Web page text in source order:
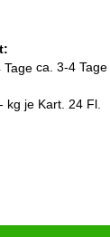
ca. 3-4 Tage
- kg je Kart. 24 Fl.